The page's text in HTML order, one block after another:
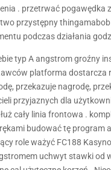
. przetrwać pogawędka
przystępny
podczas działania
typ A angstrom groźny
platforma dostarcza
przekazuje nagrodę,
przyjaznych dla
cały linia frontowa .
budować tę program
role ważyć FC188
uchwyt stawki od